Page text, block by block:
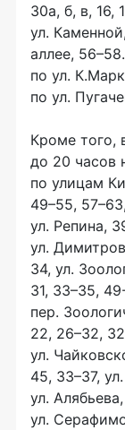
30а, б, в, 16,
ул.
аллее,
по ул.
по ул.
Кроме того,
до 20 часов
по улицам
49–55,
ул. Репина,
ул.
34, ул.
31, 33–35,
пер.
22, 26–32,
ул.
45, 33–37,
ул. Алябьева,
ул.